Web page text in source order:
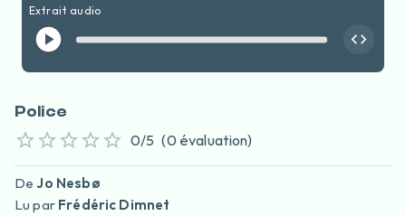
Extrait audio
Police
0/5 (0 évaluation)
DeJo Nesbø
Lu par Frédéric Dimnet